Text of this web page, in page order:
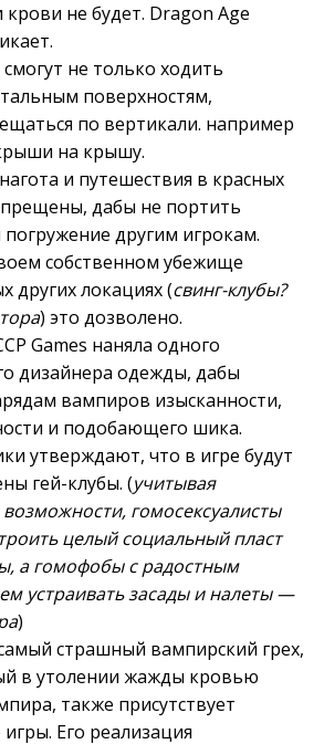
не будет. Dragon Age
не только ходить
поверхностям,
по вертикали. например
на крышу.
и путешествия в красных
дабы не портить
другим игрокам.
собственном убежище
других локациях (свинг-клубы?
) это дозволено.
Games наняла одного
дизайнера одежды, дабы
вампиров изысканности,
и подобающего шика.
утверждают, что в игре будут
гей-клубы. (учитывая
гомосексуалисты
целый социальный пласт
а гомофобы с радостным
устраивать засады и налеты —
)
страшный вампирский грех,
в утолении жажды кровью
также присутствует
Его реализация